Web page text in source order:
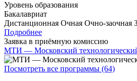
Уровень образования
Бакалавриат
Дистанционная Очная Очно-заочная
Подробнее
Заявка в приёмную комиссию
МТИ — Московский
Посмотреть все программы (64)